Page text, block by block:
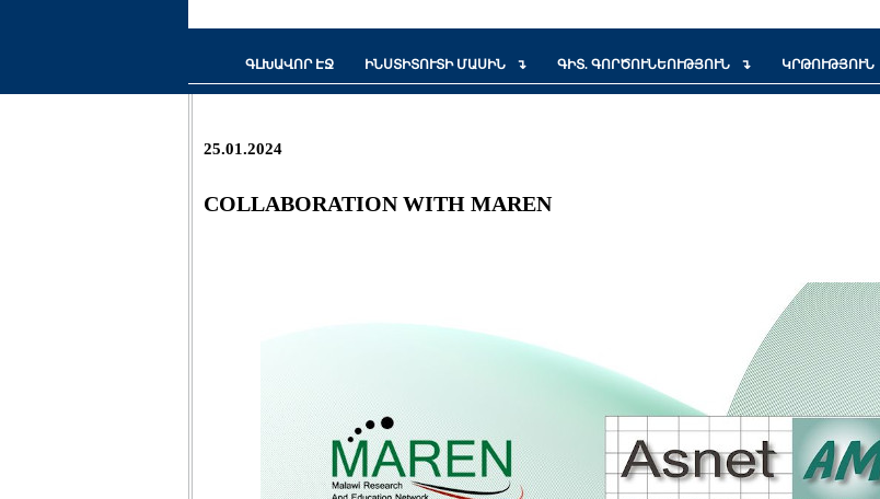
ԳԼԽԱՎՈՐ ԷՋ ԻՆՍՏԻՏՈՒՏԻ ՄԱՍԻՆ ԳԻՏ. ԳՈՐԾՈՒՆԵՈՒԹՅՈՒՆ ԿՐԹՈՒԹՅՈՒՆ
25.01.2024
COLLABORATION WITH MAREN